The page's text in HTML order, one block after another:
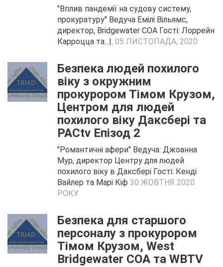
"Вплив пандемії на судову систему,
прокуратуру" Ведуча Емілі Вільямс,
директор, Bridgewater COA Гості: Лоррейн
Карроцца та...|. 05 ЛИСТОПАДА, 2020
Безпека людей похилого
віку з окружним
прокурором Тімом Крузом,
Центром для людей
похилого віку Даксбері та
PACtv Епізод 2
"Романтичні афери" Ведуча: Джоанна
Мур, директор Центру для людей
похилого віку в Даксбері Гості: Кенді
Вайлер та Марі Кіф 30 ЖОВТНЯ 2020
РОКУ
Безпека для старшого
персоналу з прокурором
Тімом Крузом, West
Bridgewater COA та WBTV